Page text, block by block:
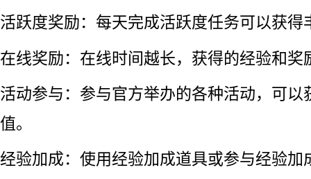
活跃度奖励：每天完成活跃度任务可以获得
在线奖励：在线时间越长，获得的经验和奖
活动参与：参与官方举办的各种活动，可以
值。
经验加成：使用经验加成道具或参与经验加